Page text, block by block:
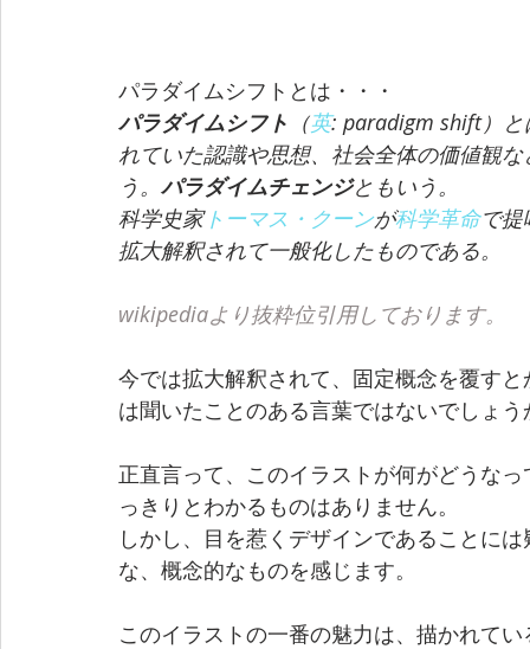
パラダイムシフトとは・・・
パラダイムシフト （英: paradigm shift）と
れていた認識や思想、社会全体の価値観
う。 パラダイムチェンジともいう。
科学史家トーマス・クーンが科学革命で提
拡大解釈されて一般化したものである。
wikipediaより抜粋位引用しております。
今では拡大解釈されて、固定概念を覆す
は聞いたことのある言葉ではないでしょう
正直言って、このイラストが何がどうな
っきりとわかるものはありません。
しかし、目を惹くデザインであることに
な、概念的なものを感じます。
このイラストの一番の魅力は、描かれて